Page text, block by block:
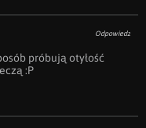
Odpowiedz
próbują otyłość
:P